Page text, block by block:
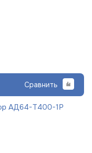
Сравнить
АД64-Т400-1Р